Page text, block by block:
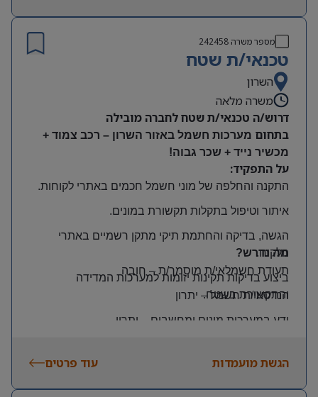
קרן השתלמות ובונוסים
עובד חברה מהיום הראשון
מיקום: חדרה
מספר משרה242458
טכנאי/ת שטח
השרון
משרה מלאה
דרוש/ה טכנאי/ת שטח לחברה מובילה
בתחום מערכות חשמל באזור השרון – רכב צמוד +
מכשיר נייד + שכר גבוה!
על התפקיד:
התקנה והחלפה של מוני חשמל חכמים באתרי לקוחות.
איתור וטיפול בתקלות תקשורת במונים.
הגשה, בדיקה והחתמת תיקי מתקן רשמיים באתרי
הלקוח.
ביצוע בדיקות תקינות יזומות למערכות המדידה
והתקשורת בשטח.
מה נדרש?
תעודת חשמלאי/ת מוסמך/ת – חובה
הנדסאי/ת חשמל– יתרון
ידע במערכות מונים ומחשבים יתרון
היקף משרה:
משרה מלאה | ימים: א’-ה’ | שעות: 8:00–17:00
הגשת מועמדות עוד פרטים